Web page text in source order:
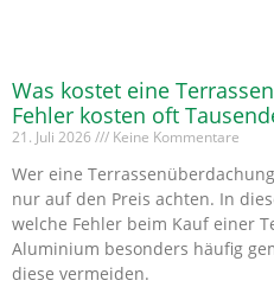
Was kostet eine
Fehler kosten oft
21. Juli 2026 Keine Kommentare
Wer eine
nur auf den Preis achten. In
welche Fehler beim Kauf einer
Aluminium besonders häufig
diese vermeiden.